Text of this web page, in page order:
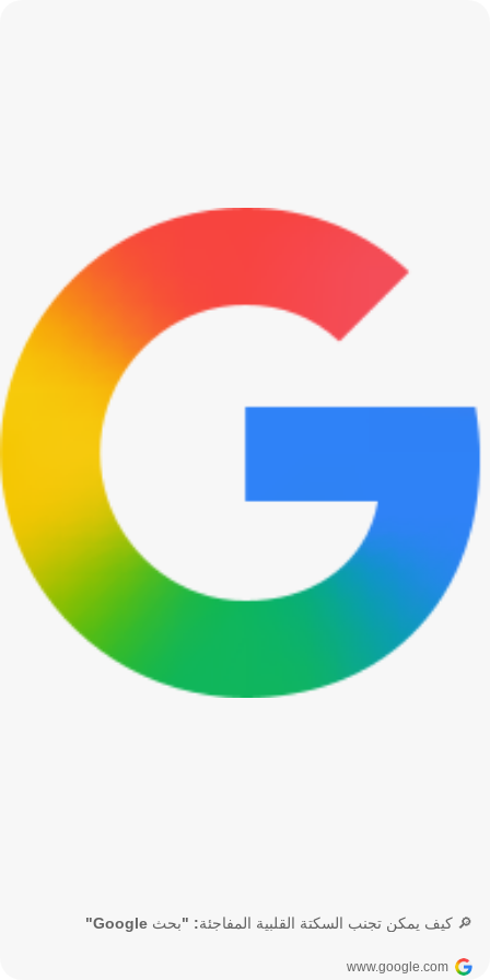
🔎 كيف يمكن تجنب السكتة القلبية المفاجئة: "بحث Google"
www.google.com